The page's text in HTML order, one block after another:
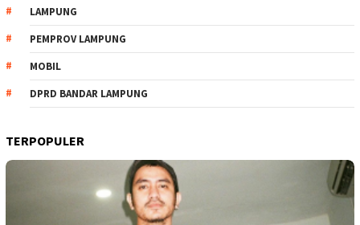
LAMPUNG
PEMPROV LAMPUNG
MOBIL
DPRD BANDAR LAMPUNG
TERPOPULER